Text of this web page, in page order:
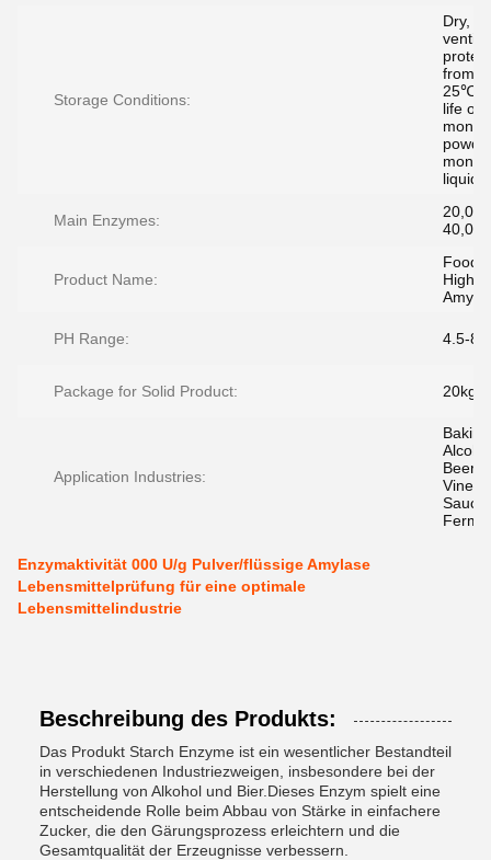
Storage Conditions:
Dry,
from
25℃,
life of
liquids
Main Enzymes:
Product Name:
Food
High-
PH Range: 4.5-8.0
Package for Solid Product: 20kg/
Application Industries:
Beer,
Sauce,
Enzymaktivität 000 U/g Pulver/flüssige Amylase
Lebensmittelprüfung für eine optimale
Lebensmittelindustrie
Beschreibung des Produkts:
Das Produkt Starch Enzyme ist ein wesentlicher Bestandteil
in verschiedenen Industriezweigen, insbesondere bei der
Herstellung von Alkohol und Bier.Dieses Enzym spielt eine
entscheidende Rolle beim Abbau von Stärke in einfachere
Zucker, die den Gärungsprozess erleichtern und die
Gesamtqualität der Erzeugnisse verbessern.